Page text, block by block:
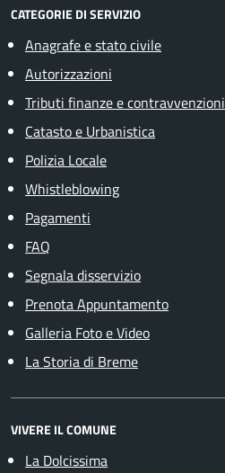
CATEGORIE DI SERVIZIO
Anagrafe e stato civile
Autorizzazioni
Tributi finanze e contravvenzioni
Catasto e Urbanistica
Polizia Locale
Whistleblowing
Pagamenti
FAQ
Segnala disservizio
Prenota Appuntamento
Galleria Foto e Video
La Storia di Breme
VIVERE IL COMUNE
La Dolcissima